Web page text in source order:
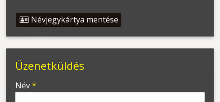
Névjegykártya mentése
Üzenetküldés
Név*